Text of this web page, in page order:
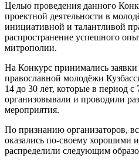
Целью проведения данного
проектной деятельности в
инициативной и талантливой
распространение успешного
митрополии.
На Конкурс принимались заявки
православной молодёжи
14 до 30 лет, которые в период с
организовывали и проводили
мероприятия.
По признанию организаторов,
оказались по-своему хорошими
распределили следующим